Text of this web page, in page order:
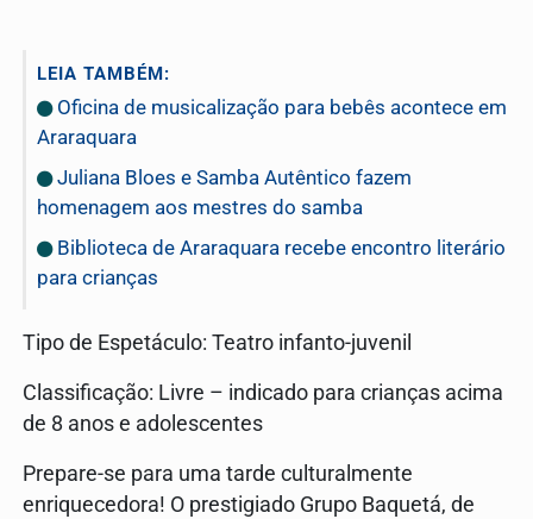
LEIA TAMBÉM:
Oficina de musicalização para bebês acontece em
Araraquara
Juliana Bloes e Samba Autêntico fazem
homenagem aos mestres do samba
Biblioteca de Araraquara recebe encontro literário
para crianças
Tipo de Espetáculo: Teatro infanto-juvenil
Classificação: Livre – indicado para crianças acima
de 8 anos e adolescentes
Prepare-se para uma tarde culturalmente
enriquecedora! O prestigiado Grupo Baquetá, de